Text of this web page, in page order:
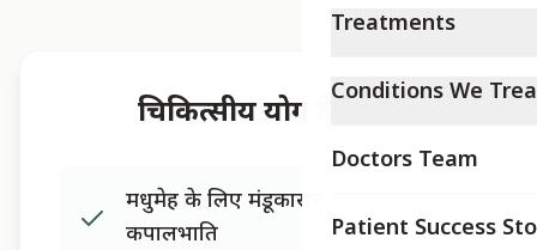
Treatments
Conditions We
Doctors Team
Patient Success
चिकित्सीय योग के लाभ
मधुमेह के लिए मंडूकासन और
कपालभाति